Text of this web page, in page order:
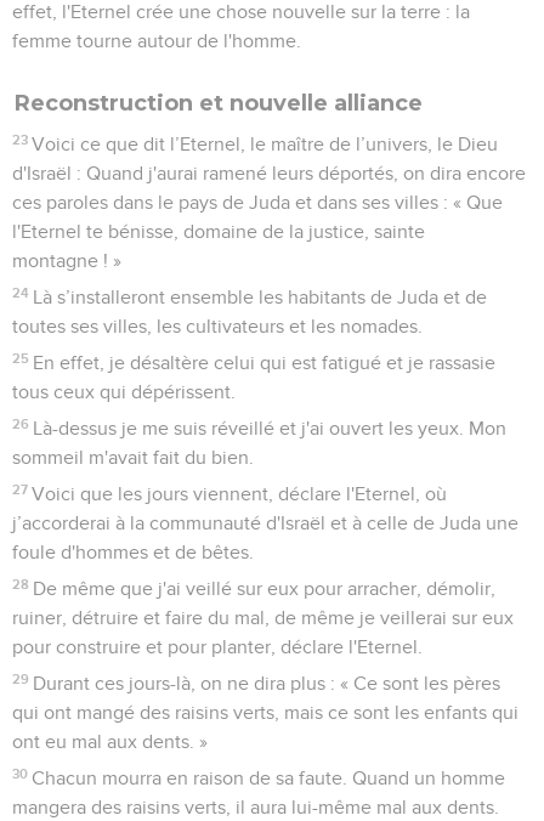
effet, l'Eternel crée une chose nouvelle sur la terre : la
femme tourne autour de l'homme.
Reconstruction et nouvelle alliance
23 Voici ce que dit l’Eternel, le maître de l’univers, le Dieu
d'Israël : Quand j'aurai ramené leurs déportés, on dira encore
ces paroles dans le pays de Juda et dans ses villes : « Que
l'Eternel te bénisse, domaine de la justice, sainte
montagne ! »
24 Là s’installeront ensemble les habitants de Juda et de
toutes ses villes, les cultivateurs et les nomades.
25 En effet, je désaltère celui qui est fatigué et je rassasie
tous ceux qui dépérissent.
26 Là-dessus je me suis réveillé et j'ai ouvert les yeux. Mon
sommeil m'avait fait du bien.
27 Voici que les jours viennent, déclare l'Eternel, où
j’accorderai à la communauté d'Israël et à celle de Juda une
foule d'hommes et de bêtes.
28 De même que j'ai veillé sur eux pour arracher, démolir,
ruiner, détruire et faire du mal, de même je veillerai sur eux
pour construire et pour planter, déclare l'Eternel.
29 Durant ces jours-là, on ne dira plus : « Ce sont les pères
qui ont mangé des raisins verts, mais ce sont les enfants qui
ont eu mal aux dents. »
30 Chacun mourra en raison de sa faute. Quand un homme
mangera des raisins verts, il aura lui-même mal aux dents.